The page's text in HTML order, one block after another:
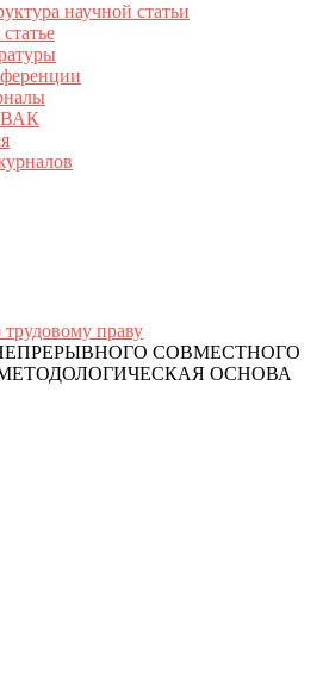
научной статьи
ВАК
праву
СОВМЕСТНОГО
ОСНОВА